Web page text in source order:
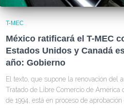
T-MEC
México ratificará el T-MEC
Estados Unidos y Canadá
año: Gobierno
El texto, que supone la renovación del
Tratado de Libre Comercio de América
de 1994, está en proceso de